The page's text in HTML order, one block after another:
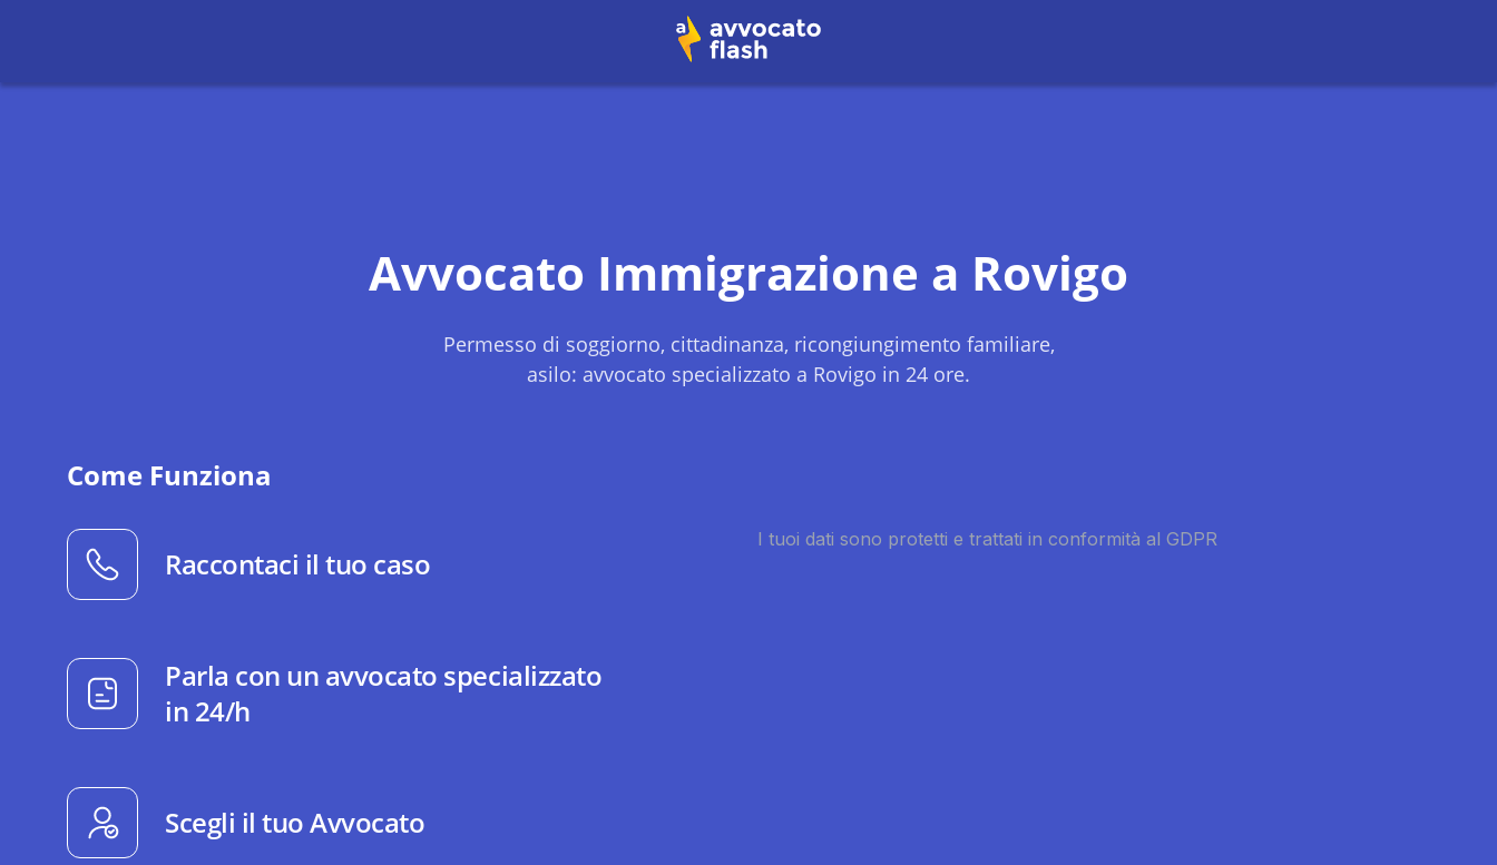
Avvocato Immigrazione a Rovigo
Permesso di soggiorno, cittadinanza, ricongiungimento familiare,
asilo: avvocato specializzato a Rovigo in 24 ore.
Come Funziona
Raccontaci il tuo caso
Parla con un avvocato specializzato
in 24/h
Scegli il tuo Avvocato